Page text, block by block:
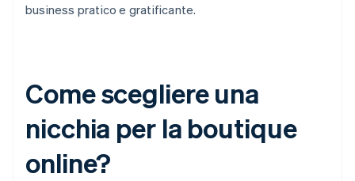
business pratico e gratificante.
Come scegliere una
nicchia per la boutique
online?